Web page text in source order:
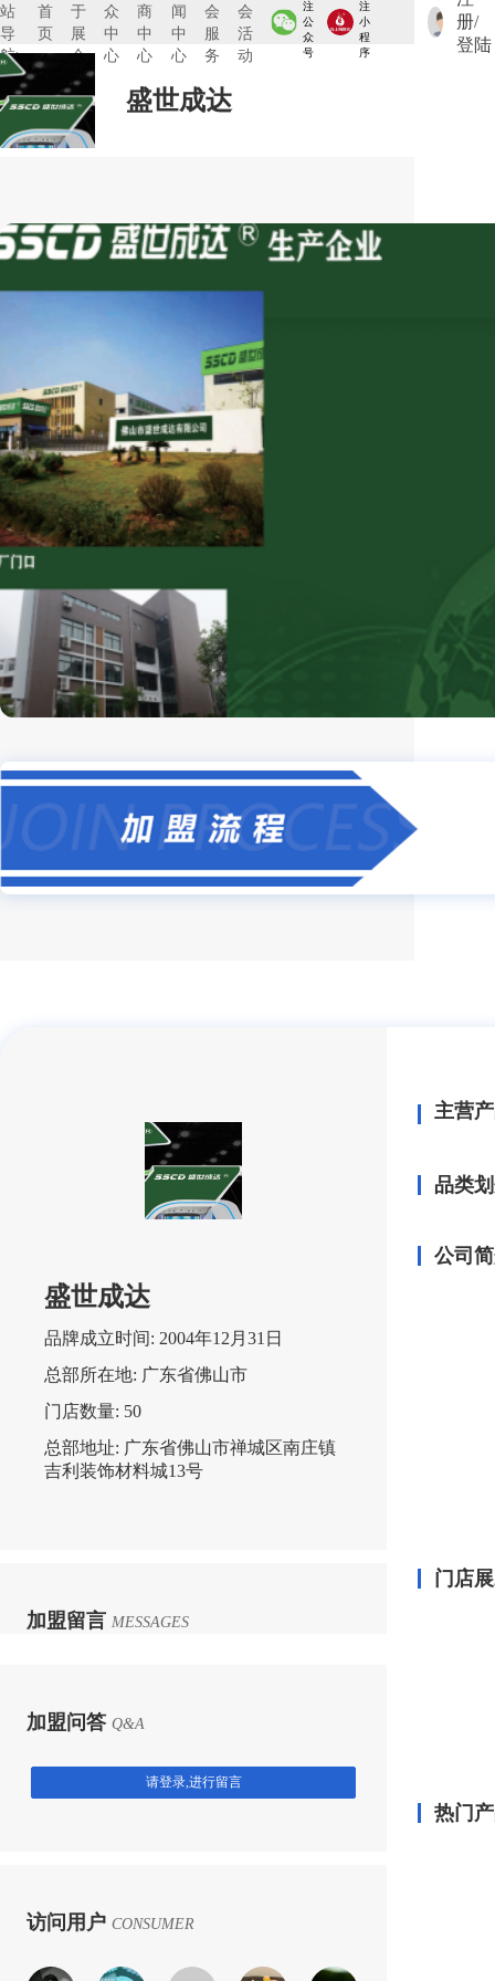
站
导
航:
首
页
于
展
会
众
中
心
商
中
心
闻
中
心
会
服
务
会
活
动
注
公
众
号
注
小
程
序
册/
登陆
盛世成达
盛世成达
品牌成立时间: 2004年12月31日
总部所在地: 广东省佛山市
门店数量: 50
总部地址: 广东省佛山市禅城区南庄镇
吉利装饰材料城13号
加盟留言 MESSAGES
加盟问答 Q&A
请登录,进行留言
访问用户 CONSUMER
主营
品类
公司
门店
热门